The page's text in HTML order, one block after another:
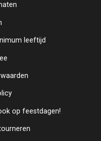
leeftijd
op feestdagen!